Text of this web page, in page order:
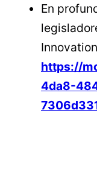
En
https://
4da8-